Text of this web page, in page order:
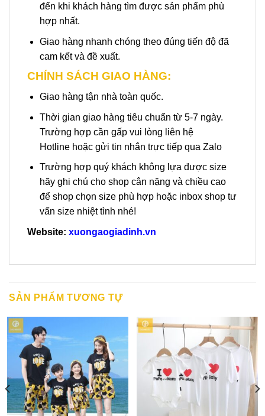
đến khi khách hàng tìm được sản phẩm phù
hợp nhất.
Giao hàng nhanh chóng theo đúng tiến độ đã
cam kết và đề xuất.
CHÍNH SÁCH GIAO HÀNG:
Giao hàng tận nhà toàn quốc.
Thời gian giao hàng tiêu chuẩn từ 5-7 ngày.
Trường hợp cần gấp vui lòng liên hệ
Hotline hoặc gửi tin nhắn trực tiếp qua Zalo
Trường hợp quý khách không lựa được size
hãy ghi chú cho shop cân nặng và chiều cao
để shop chọn size phù hợp hoặc inbox shop tư
vấn size nhiệt tình nhé!
Website: xuongaogiadinh.vn
SẢN PHẨM TƯƠNG TỰ